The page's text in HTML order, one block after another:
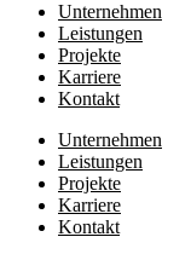
Unternehmen
Leistungen
Projekte
Karriere
Kontakt
Unternehmen
Leistungen
Projekte
Karriere
Kontakt